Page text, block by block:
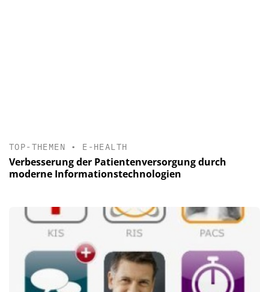
TOP-THEMEN • E-HEALTH
Verbesserung der Patientenversorgung durch
moderne Informationstechnologien